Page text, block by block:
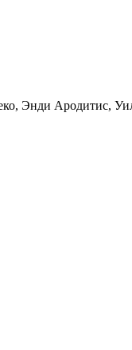
Энди Ародитис,